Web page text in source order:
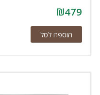
₪479
הוספה לסל